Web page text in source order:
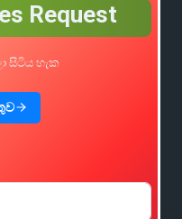
Request
සිටිය හැක